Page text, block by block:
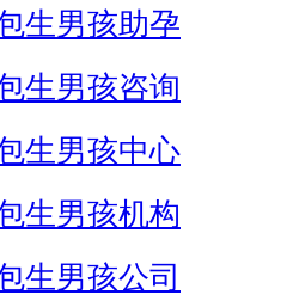
生男孩助孕
生男孩咨询
生男孩中心
生男孩机构
生男孩公司